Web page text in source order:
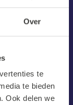
Over
te
te bieden
Ook delen we